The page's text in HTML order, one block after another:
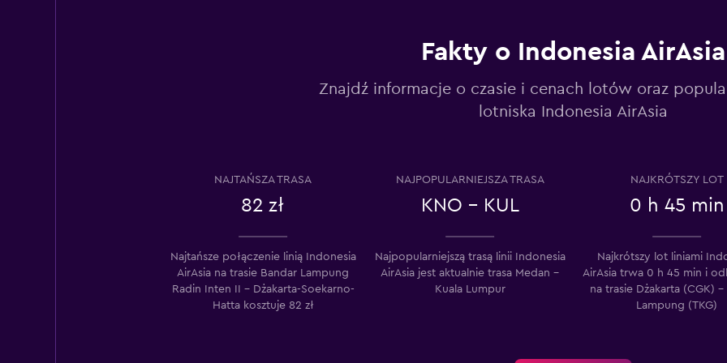
Fakty o Indonesia AirAsia
Znajdź informacje o czasie i cenach lotów oraz
lotniska Indonesia AirAsia
NAJTAŃSZA TRASA
82 zł
NAJPOPULARNIEJSZA TRASA
KNO - KUL
NAJKRÓTSZY LOT
0 h 45 min
Najtańsze połączenie linią Indonesia
AirAsia na trasie Bandar Lampung
Radin Inten II – Dżakarta-Soekarno-
Hatta kosztuje 82 zł
Najpopularniejszą trasą linii Indonesia
AirAsia jest aktualnie trasa Medan –
Kuala Lumpur
Najkrótszy lot liniami
AirAsia trwa 0 h 45 min i
na trasie Dżakarta (CGK)
Lampung (TKG)